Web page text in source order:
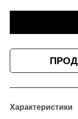
Характеристики